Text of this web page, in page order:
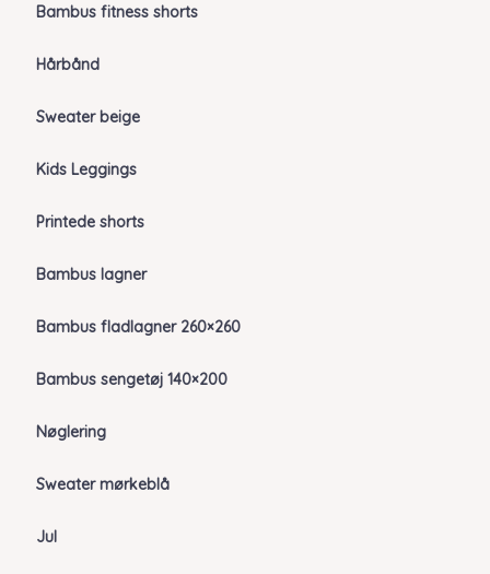
Bambus fitness shorts
Hårbånd
Sweater beige
Kids Leggings
Printede shorts
Bambus lagner
Bambus fladlagner 260×260
Bambus sengetøj 140×200
Nøglering
Sweater mørkeblå
Jul